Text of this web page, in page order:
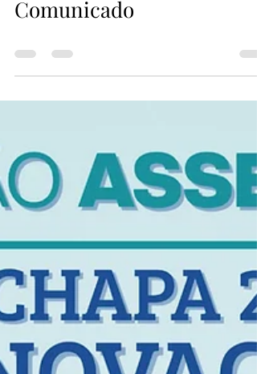
9 de abr.
0 min de leitura